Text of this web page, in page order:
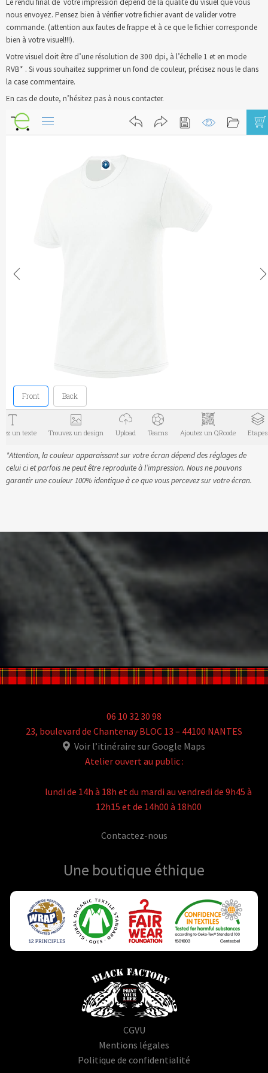
Blog
Contact & devis
Le rendu final de votre impression dépend de la qualité du visuel que vous
nous envoyez. Pensez bien à vérifier votre fichier avant de valider votre
commande. (attention aux fautes de frappe et à ce que le fichier corresponde
bien à votre visuel!!!).
Votre visuel doit être d’une résolution de 300 dpi, à l’échelle 1 et en mode
RVB* . Si vous souhaitez supprimer un fond de couleur, précisez nous le dans
la case commentaire.
En cas de doute, n’hésitez pas à nous contacter.
*Attention, la couleur apparaissant sur votre écran dépend des réglages de
celui ci et parfois ne peut être reproduite à l’impression. Nous ne pouvons
garantir une couleur 100% identique à ce que vous percevez sur votre écran.
06 10 32 30 98
23, boulevard de Chantenay BLOC 13 – 44100 NANTES
Voir l’itinéraire sur Google Maps
Atelier ouvert au public :
lundi de 14h à 18h et du mardi au vendredi de 9h45 à
12h15 et de 14h00 à 18h00
Contactez-nous
Une boutique éthique
CGVU
Mentions légales
Politique de confidentialité